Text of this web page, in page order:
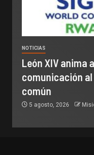
NOTICIAS
León XIV anima
comunicación
común
5 agosto, 2026